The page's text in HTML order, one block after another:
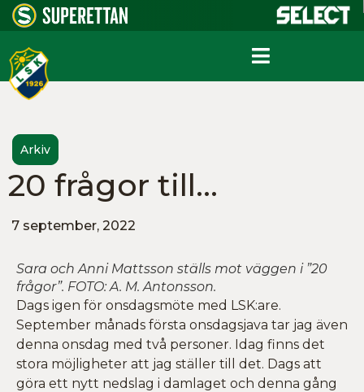
Arkiv
20 frågor till…
7 september, 2022
Sara och Anni Mattsson ställs mot väggen i ”20
frågor”. FOTO: A. M. Antonsson.
Dags igen för onsdagsmöte med LSK:are.
September månads första onsdagsjava tar jag även
denna onsdag med två personer. Idag finns det
stora möjligheter att jag ställer till det. Dags att
göra ett nytt nedslag i damlaget och denna gång